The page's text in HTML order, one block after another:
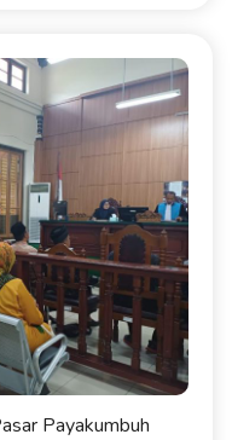
Payakumbuh